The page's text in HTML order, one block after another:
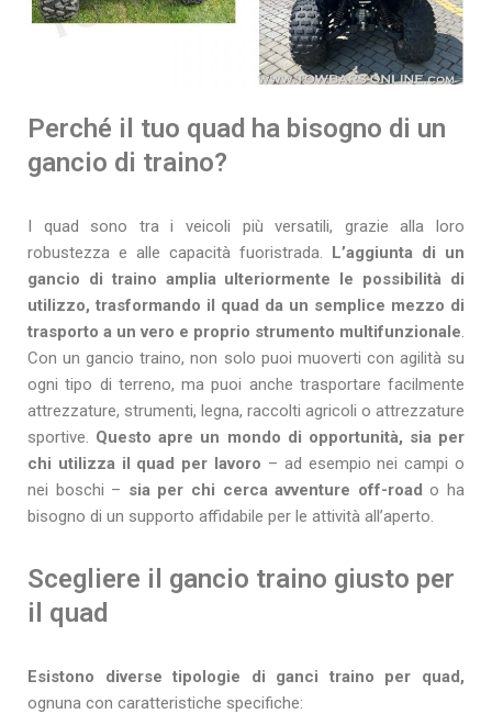
Perché il tuo quad ha bisogno di un
gancio di traino?
I quad sono tra i veicoli più versatili, grazie alla loro
robustezza e alle capacità fuoristrada. L’aggiunta di un
gancio di traino amplia ulteriormente le possibilità di
utilizzo, trasformando il quad da un semplice mezzo di
trasporto a un vero e proprio strumento multifunzionale.
Con un gancio traino, non solo puoi muoverti con agilità su
ogni tipo di terreno, ma puoi anche trasportare facilmente
attrezzature, strumenti, legna, raccolti agricoli o attrezzature
sportive. Questo apre un mondo di opportunità, sia per
chi utilizza il quad per lavoro – ad esempio nei campi o
nei boschi – sia per chi cerca avventure off-road o ha
bisogno di un supporto affidabile per le attività all’aperto.
Scegliere il gancio traino giusto per
il quad
Esistono diverse tipologie di ganci traino per quad,
ognuna con caratteristiche specifiche: